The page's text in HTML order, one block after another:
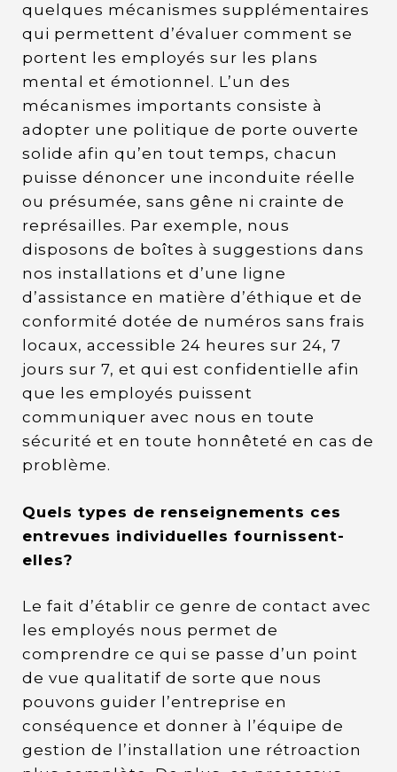
quelques mécanismes supplémentaires
qui permettent d’évaluer comment se
portent les employés sur les plans
mental et émotionnel. L’un des
mécanismes importants consiste à
adopter une politique de porte ouverte
solide afin qu’en tout temps, chacun
puisse dénoncer une inconduite réelle
ou présumée, sans gêne ni crainte de
représailles. Par exemple, nous
disposons de boîtes à suggestions dans
nos installations et d’une ligne
d’assistance en matière d’éthique et de
conformité dotée de numéros sans frais
locaux, accessible 24 heures sur 24, 7
jours sur 7, et qui est confidentielle afin
que les employés puissent
communiquer avec nous en toute
sécurité et en toute honnêteté en cas de
problème.
Quels types de renseignements ces
entrevues individuelles fournissent-
elles?
Le fait d’établir ce genre de contact avec
les employés nous permet de
comprendre ce qui se passe d’un point
de vue qualitatif de sorte que nous
pouvons guider l’entreprise en
conséquence et donner à l’équipe de
gestion de l’installation une rétroaction